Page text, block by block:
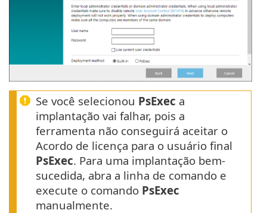
Se você selecionou PsExec a
implantação vai falhar, pois a
ferramenta não conseguirá aceitar o
Acordo de licença para o usuário final
PsExec. Para uma implantação bem-
sucedida, abra a linha de comando e
execute o comando PsExec
manualmente.